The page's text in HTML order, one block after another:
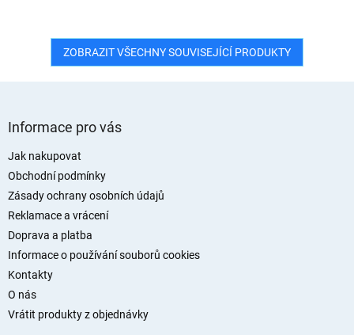
ZOBRAZIT VŠECHNY SOUVISEJÍCÍ PRODUKTY
Informace pro vás
Jak nakupovat
Obchodní podmínky
Zásady ochrany osobních údajů
Reklamace a vrácení
Doprava a platba
Informace o používání souborů cookies
Kontakty
O nás
Vrátit produkty z objednávky